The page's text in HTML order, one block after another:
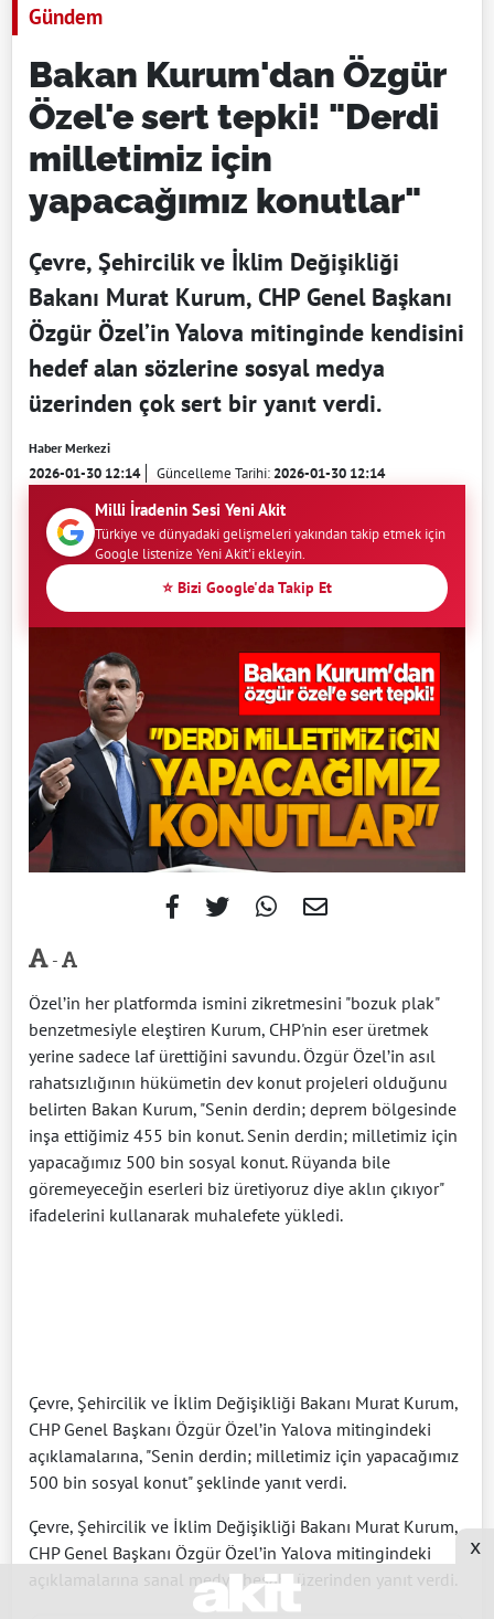
Gündem
Bakan Kurum'dan Özgür
Özel'e sert tepki! "Derdi
milletimiz için
yapacağımız konutlar"
Çevre, Şehircilik ve İklim Değişikliği
Bakanı Murat Kurum, CHP Genel Başkanı
Özgür Özel’in Yalova mitinginde kendisini
hedef alan sözlerine sosyal medya
üzerinden çok sert bir yanıt verdi.
Haber Merkezi
2026-01-30 12:14 Güncelleme Tarihi:2026-01-30 12:14
Milli İradenin Sesi Yeni Akit
Türkiye ve dünyadaki gelişmeleri yakından takip etmek için
Google listenize Yeni Akit'i ekleyin.
⭐ Bizi Google'da Takip Et
-
Özel’in her platformda ismini zikretmesini "bozuk plak"
benzetmesiyle eleştiren Kurum, CHP'nin eser üretmek
yerine sadece laf ürettiğini savundu. Özgür Özel’in asıl
rahatsızlığının hükümetin dev konut projeleri olduğunu
belirten Bakan Kurum, "Senin derdin; deprem bölgesinde
inşa ettiğimiz 455 bin konut. Senin derdin; milletimiz için
yapacağımız 500 bin sosyal konut. Rüyanda bile
göremeyeceğin eserleri biz üretiyoruz diye aklın çıkıyor"
ifadelerini kullanarak muhalefete yükledi.
Çevre, Şehircilik ve İklim Değişikliği Bakanı Murat Kurum,
CHP Genel Başkanı Özgür Özel’in Yalova mitingindeki
açıklamalarına, "Senin derdin; milletimiz için yapacağımız
500 bin sosyal konut" şeklinde yanıt verdi.
Çevre, Şehircilik ve İklim Değişikliği Bakanı Murat Kurum,
CHP Genel Başkanı Özgür Özel’in Yalova mitingindeki
açıklamalarına sanal medya hesabı üzerinden yanıt verdi.
x